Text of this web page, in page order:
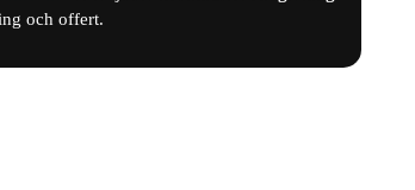
och offert.